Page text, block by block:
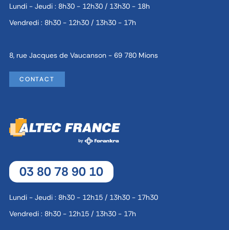
DEMANDE DE DEVIS
Lundi - Jeudi : 8h30 - 12h30 / 13h30 - 18h
Vendredi : 8h30 - 12h30 / 13h30 - 17h
8, rue Jacques de Vaucanson - 69 780 Mions
CONTACT
03 80 78 90 10
Lundi - Jeudi : 8h30 - 12h15 / 13h30 - 17h30
Vendredi : 8h30 - 12h15 / 13h30 - 17h